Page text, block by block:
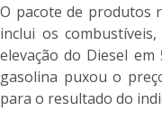
O pacote de produtos
inclui os
elevação do Diesel
gasolina puxou o
para o resultado do